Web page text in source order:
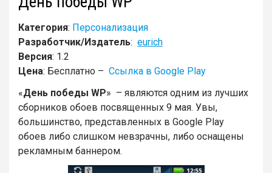
Категория: Персонализация
Разработчик/Издатель: eurich
Версия: 1.2
Цена: Бесплатно – Ссылка в Google Play
«День победы WP» – являются одним из лучших
сборников обоев посвященных 9 мая. Увы,
большинство, представленных в Google Play
обоев либо слишком невзрачны, либо оснащены
рекламным баннером.